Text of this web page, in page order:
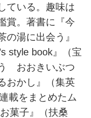
ている。趣味は
賞。著書に『今
の湯に出会う』
style book』（宝
おおきいぶつ
おかし』（集英
載をまとめたム
菓子』（扶桑